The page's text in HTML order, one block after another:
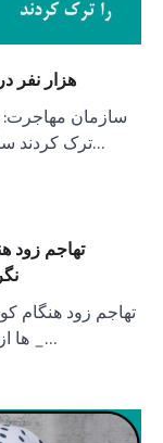
۷۴۰ هزار
ترک کردند سازمان بین‌المللی مهاجرت گزارش داد که در…
تهاجم زود
تهاجم زود هنگام
ها ازتشدید تنش قومی با امدن کوچی ها دای‌نیوز _…